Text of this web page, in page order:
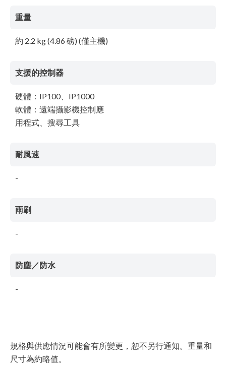
重量
約 2.2 kg (4.86 磅) (僅主機)
支援的控制器
硬體：IP100、IP1000
軟體：遠端攝影機控制應
用程式、搜尋工具
耐風速
-
雨刷
-
防塵／防水
-
規格與供應情況可能會有所變更，恕不另行通知。重量和
尺寸為約略值。